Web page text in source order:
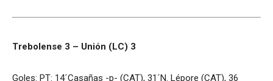
Trebolense 3 – Unión (LC) 3
Goles: PT: 14´Casañas -p- (CAT), 31´N. Lépore (CAT), 36